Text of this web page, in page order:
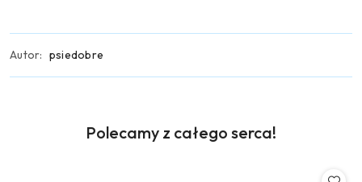
Autor: psiedobre
Pomiń karuzelę produktów
Produkty
Polecamy z całego serca!